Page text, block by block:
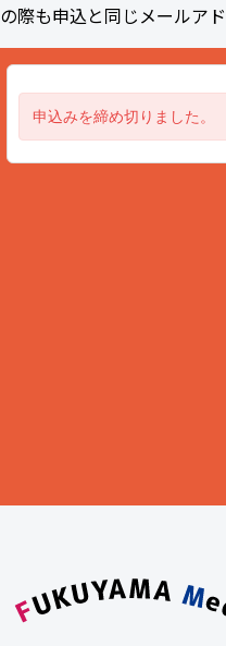
の際も申込と同じメールア